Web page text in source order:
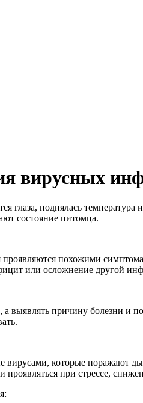
вирусных
глаза, поднялась
состояние питомца.
проявляются похожими
или осложнение другой
выявлять причину болезни и
вирусами, которые
проявляться при стрессе,